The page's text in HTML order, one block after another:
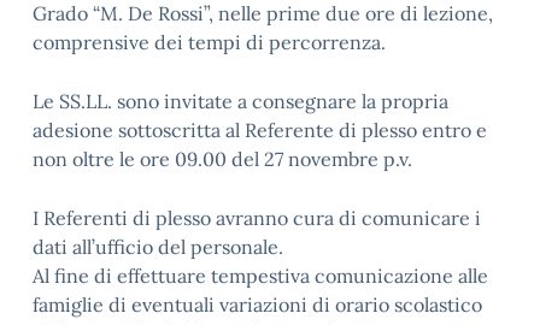
Grado “M. De Rossi”, nelle prime due ore di lezione,
comprensive dei tempi di percorrenza.
Le SS.LL. sono invitate a consegnare la propria
adesione sottoscritta al Referente di plesso entro e
non oltre le ore 09.00 del 27 novembre p.v.
I Referenti di plesso avranno cura di comunicare i
dati all’ufficio del personale.
Al fine di effettuare tempestiva comunicazione alle
famiglie di eventuali variazioni di orario scolastico